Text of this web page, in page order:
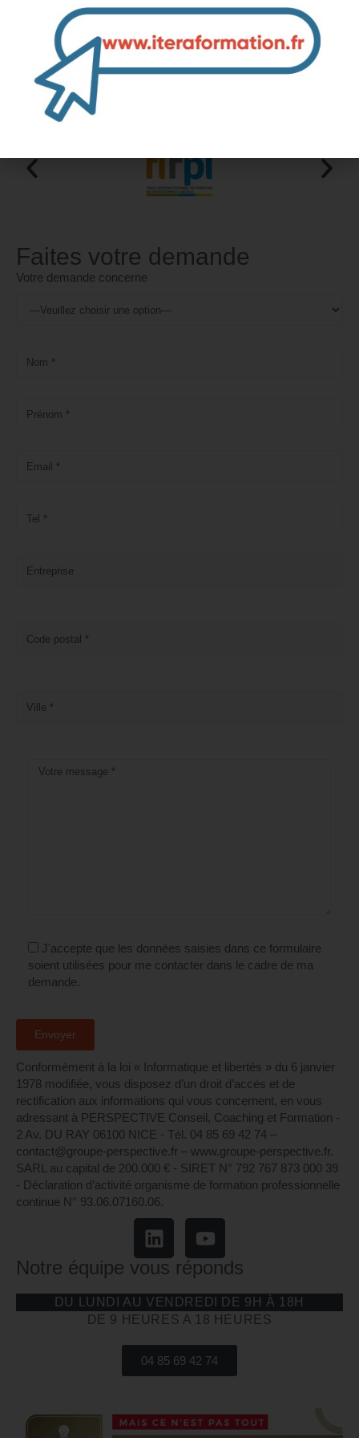
👉 Cliquez ici pour plus d'informations 👈
Les OPCO / FAF pour le financement
Naviguez vers la droite pour consulter toute la liste
Faites votre demande
Votre demande concerne
J'accepte que les données saisies dans ce formulaire
soient utilisées pour me contacter dans le cadre de ma
demande.
Conformément à la loi « Informatique et libertés » du 6 janvier
1978 modifiée, vous disposez d’un droit d’accès et de
rectification aux informations qui vous concernent, en vous
adressant à PERSPECTIVE Conseil, Coaching et Formation -
2 Av. DU RAY 06100 NICE - Tél. 04 85 69 42 74⁩ –
contact@groupe-perspective.fr – www.groupe-perspective.fr.
SARL au capital de 200.000 € - SIRET N° 792 767 873 000 39
- Déclaration d’activité organisme de formation professionnelle
continue N° 93.06.07160.06.
Notre équipe vous réponds
DU LUNDI AU VENDREDI DE 9H À 18H
DE 9 HEURES A 18 HEURES
04 85 69 42 74